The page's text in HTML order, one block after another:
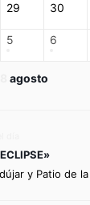
29 30
5 6
agosto
y Patio de